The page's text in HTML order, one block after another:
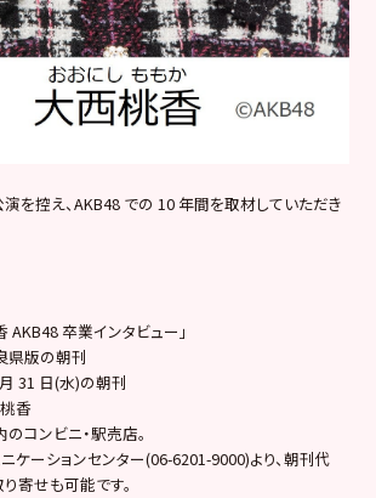
を控え、AKB48 での 10 年間を取材していただき
AKB48 卒業インタビュー」
版の朝刊
31 日(水)の朝刊
香
コンビニ・駅売店。
ケーションセンター(06-6201-9000)より、朝刊代
寄せも可能です。